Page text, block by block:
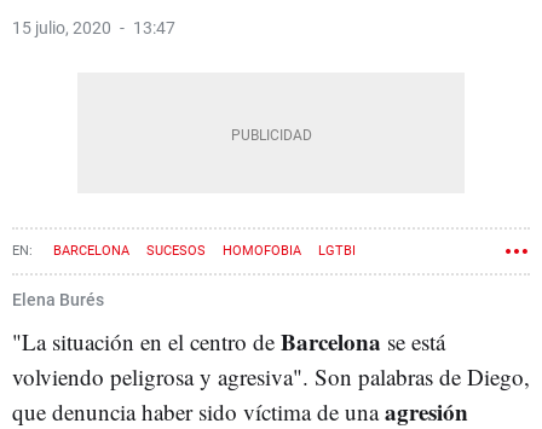
15 julio, 2020 13:47
BARCELONA SUCESOS HOMOFOBIA LGTBI
Elena Burés
"La situación en el centro de Barcelona se está
volviendo peligrosa y agresiva". Son palabras de Diego,
que denuncia haber sido víctima de unaagresión